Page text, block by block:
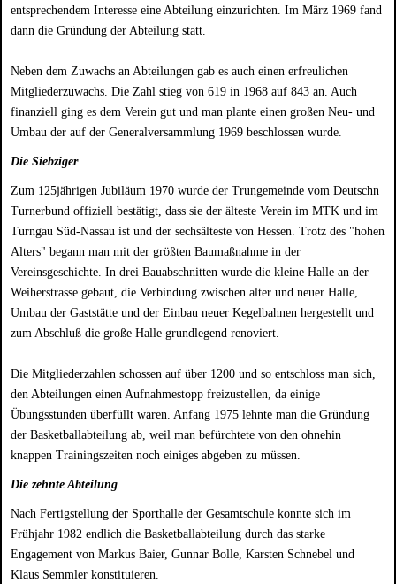
entsprechendem Interesse eine Abteilung einzurichten. Im März 1969 fand
dann die Gründung der Abteilung statt.
Neben dem Zuwachs an Abteilungen gab es auch einen erfreulichen
Mitgliederzuwachs. Die Zahl stieg von 619 in 1968 auf 843 an. Auch
finanziell ging es dem Verein gut und man plante einen großen Neu- und
Umbau der auf der Generalversammlung 1969 beschlossen wurde.
Die Siebziger
Zum 125jährigen Jubiläum 1970 wurde der Trungemeinde vom Deutschn
Turnerbund offiziell bestätigt, dass sie der älteste Verein im MTK und im
Turngau Süd-Nassau ist und der sechsälteste von Hessen. Trotz des "hohen
Alters" begann man mit der größten Baumaßnahme in der
Vereinsgeschichte. In drei Bauabschnitten wurde die kleine Halle an der
Weiherstrasse gebaut, die Verbindung zwischen alter und neuer Halle,
Umbau der Gaststätte und der Einbau neuer Kegelbahnen hergestellt und
zum Abschluß die große Halle grundlegend renoviert.
Die Mitgliederzahlen schossen auf über 1200 und so entschloss man sich,
den Abteilungen einen Aufnahmestopp freizustellen, da einige
Übungsstunden überfüllt waren. Anfang 1975 lehnte man die Gründung
der Basketballabteilung ab, weil man befürchtete von den ohnehin
knappen Trainingszeiten noch einiges abgeben zu müssen.
Die zehnte Abteilung
Nach Fertigstellung der Sporthalle der Gesamtschule konnte sich im
Frühjahr 1982 endlich die Basketballabteilung durch das starke
Engagement von Markus Baier, Gunnar Bolle, Karsten Schnebel und
Klaus Semmler konstituieren.